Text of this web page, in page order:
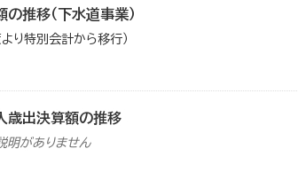
推移（下水道事業）
り特別会計から移行）
歳出決算額の推移
明がありません